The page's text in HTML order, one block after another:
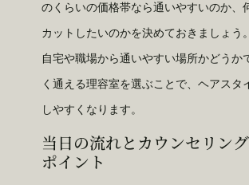
のくらいの価格帯なら通いやすいのか、
カットしたいのかを決めておきましょう
自宅や職場から通いやすい場所かどうか
く通える理容室を選ぶことで、ヘアスタ
しやすくなります。
当日の流れとカウンセリン
ポイント